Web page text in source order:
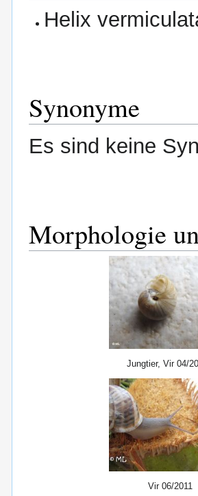
Helix
Synonyme
Es sind keine
Morphologie
Jungtier, Vir 04/
Vir 06/2011